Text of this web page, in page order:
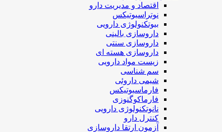
اقتصاد و مديريت دارو
نوتراسیوتیکس
بيوتكنولوژی دارویی
داروسازی بالينی
داروسازی سنتی
داروسازی هسته ای
زیست مواد دارویی
سم شناسی
شيمی داروئی
فارماسيوتيكس
فارماكوگنوزی
نانوتکنولوژی دارویی
كنترل دارو
آزمون ارتقا داروسازی